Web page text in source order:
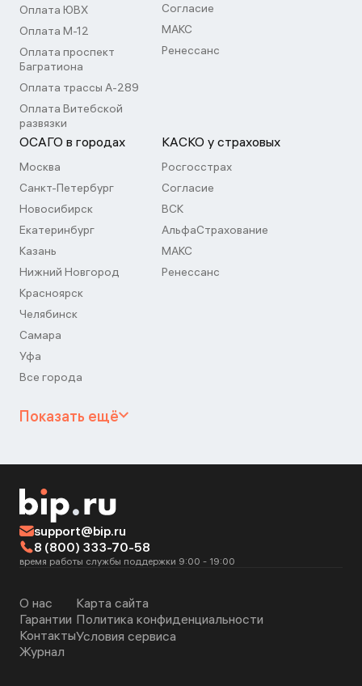
Оплата ЮВХ
Оплата М-12
Оплата проспект
Багратиона
Оплата трассы А-289
Оплата Витебской
развязки
Согласие
МАКС
Ренессанс
ОСАГО в городах
Москва
Санкт-Петербург
Новосибирск
Екатеринбург
Казань
Нижний Новгород
Красноярск
Челябинск
Самара
Уфа
Все города
КАСКО у страховых
Росгосстрах
Согласие
ВСК
АльфаСтрахование
МАКС
Ренессанс
Показать ещё
support@bip.ru
8 (800) 333-70-58
время работы службы поддержки 9:00 - 19:00
О нас
Гарантии
Контакты
Журнал
Карта сайта
Политика конфиденциальности
Условия сервиса